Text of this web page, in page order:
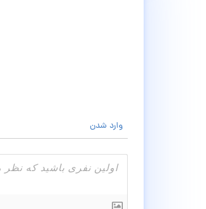
وارد شدن